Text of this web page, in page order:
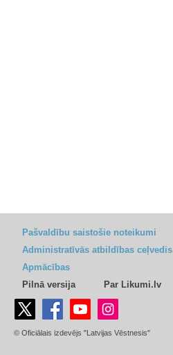
Pašvaldību saistošie noteikumi
Administratīvās atbildības ceļvedis
Apmācības
Pilnā versija
Par Likumi.lv
© Oficiālais izdevējs "Latvijas Vēstnesis"